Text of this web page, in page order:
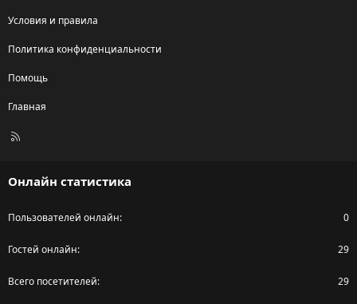
Условия и правила
Политика конфиденциальности
Помощь
Главная
R
Онлайн статистика
Пользователей онлайн 0
Гостей онлайн 29
Всего посетителей 29